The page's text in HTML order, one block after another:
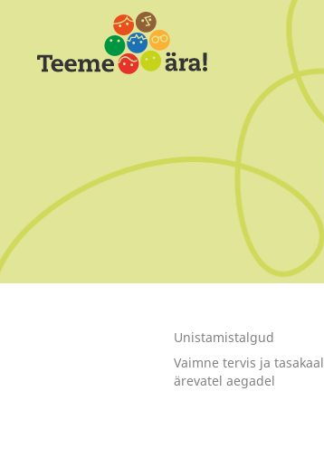
Unistamistalgud
Vaimne tervis ja tasakaal
ärevatel aegadel